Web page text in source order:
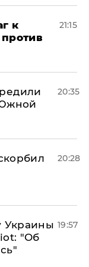
к
21:15
20:35
20:28
Украины
"Об
19:57